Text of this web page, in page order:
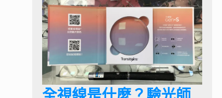
全視線是什麼？驗光師